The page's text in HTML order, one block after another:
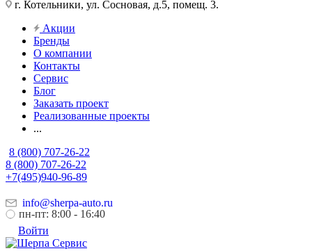
г. Котельники, ул. Сосновая, д.5, помещ. 3.
Акции
Бренды
О компании
Контакты
Сервис
Блог
Заказать проект
Реализованные проекты
...
8 (800) 707-26-22
8 (800) 707-26-22
+7(495)940-96-89
info@sherpa-auto.ru
пн-пт: 8:00 - 16:40
Войти